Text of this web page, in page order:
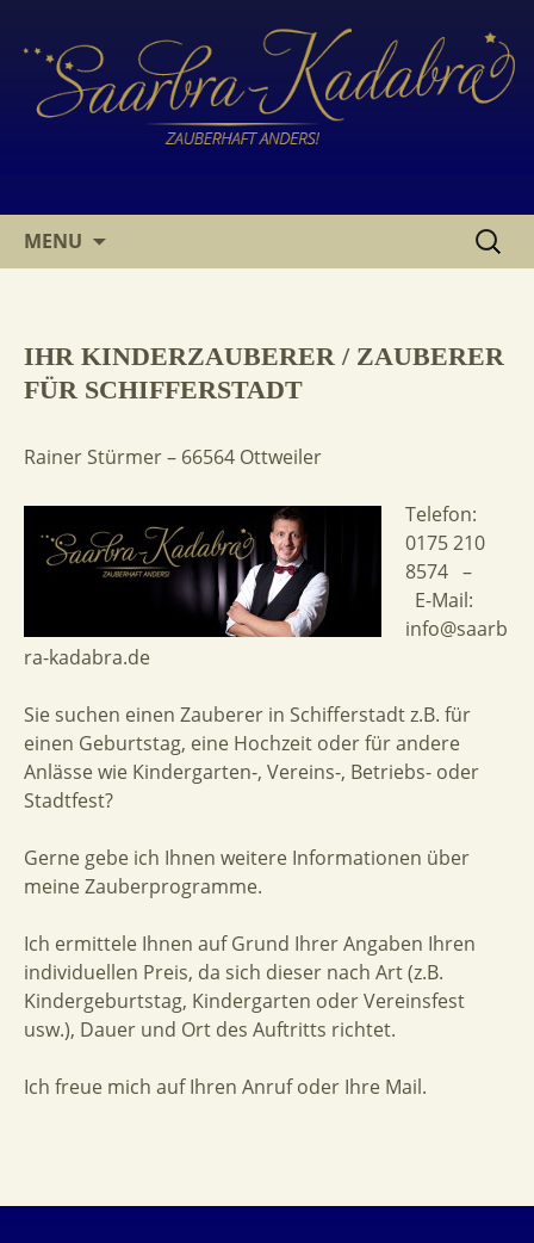
MENU
NACH:
IHR KINDERZAUBERER / ZAUBERER
FÜR SCHIFFERSTADT
Rainer Stürmer – 66564 Ottweiler
Telefon:
0175 210
8574 –
E-Mail:
info@saarb
ra-kadabra.de
Sie suchen einen Zauberer in Schifferstadt z.B. für
einen Geburtstag, eine Hochzeit oder für andere
Anlässe wie Kindergarten-, Vereins-, Betriebs- oder
Stadtfest?
Gerne gebe ich Ihnen weitere Informationen über
meine Zauberprogramme.
Ich ermittele Ihnen auf Grund Ihrer Angaben Ihren
individuellen Preis, da sich dieser nach Art (z.B.
Kindergeburtstag, Kindergarten oder Vereinsfest
usw.), Dauer und Ort des Auftritts richtet.
Ich freue mich auf Ihren Anruf oder Ihre Mail.